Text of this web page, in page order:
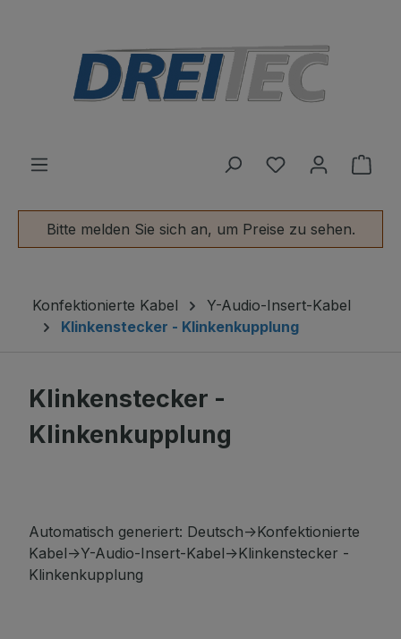
Du hast 0
Bitte melden Sie sich an, um Preise zu sehen.
Konfektionierte Kabel
Y-Audio-Insert-Kabel
Klinkenstecker - Klinkenkupplung
Klinkenstecker -
Klinkenkupplung
Automatisch generiert: Deutsch->Konfektionierte
Kabel->Y-Audio-Insert-Kabel->Klinkenstecker -
Klinkenkupplung